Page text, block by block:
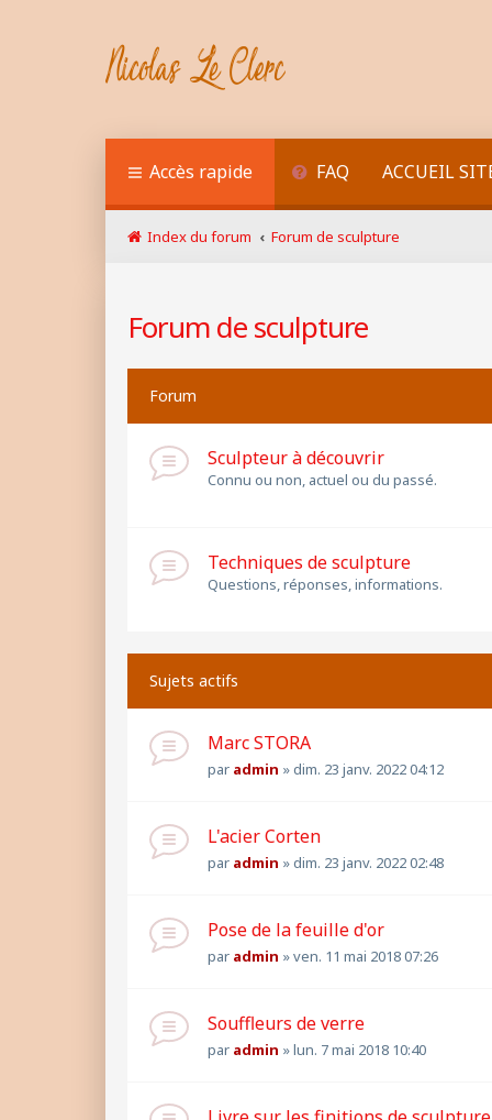
Accès rapide FAQ ACCUEIL
Index du forum Forum de sculpture
Forum de sculpture
Forum
Sculpteur à découvrir
Connu ou non, actuel ou du passé.
Techniques de sculpture
Questions, réponses, informations.
Sujets actifs
Marc STORA
par admin »dim. 23 janv. 2022 04:12
L'acier Corten
par admin »dim. 23 janv. 2022 02:48
Pose de la feuille d'or
par admin »ven. 11 mai 2018 07:26
Souffleurs de verre
par admin »lun. 7 mai 2018 10:40